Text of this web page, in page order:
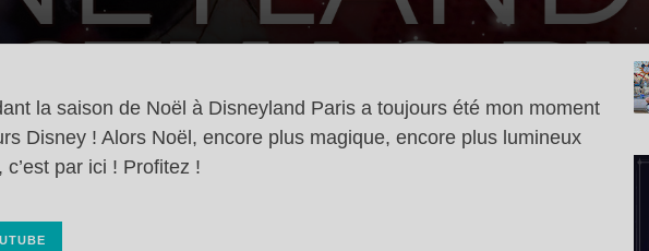
la saison de Noël à Disneyland Paris a toujours été mon moment
Disney ! Alors Noël, encore plus magique, encore plus lumineux
par ici ! Profitez !